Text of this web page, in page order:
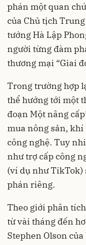
phán một quan
của Chủ tịch
tướng Hà Lập
người từng đàm
thương mại “Giai
Trong trường hợp
thể hướng tới một
đoạn Một nâng
mua nông sản,
công nghệ. Tuy
như trợ cấp công
(ví dụ như TikTok)
phán riêng.
Theo giới phân
từ vài tháng đến
Stephen Olson